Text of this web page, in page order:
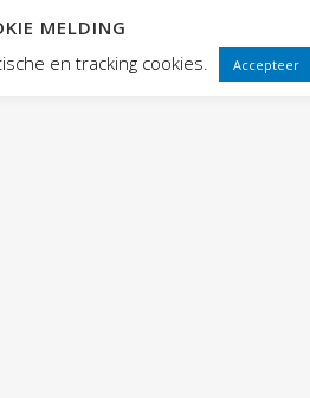
PUBLIEKSWERKING
MELDING
en tracking cookies.
Accepteer